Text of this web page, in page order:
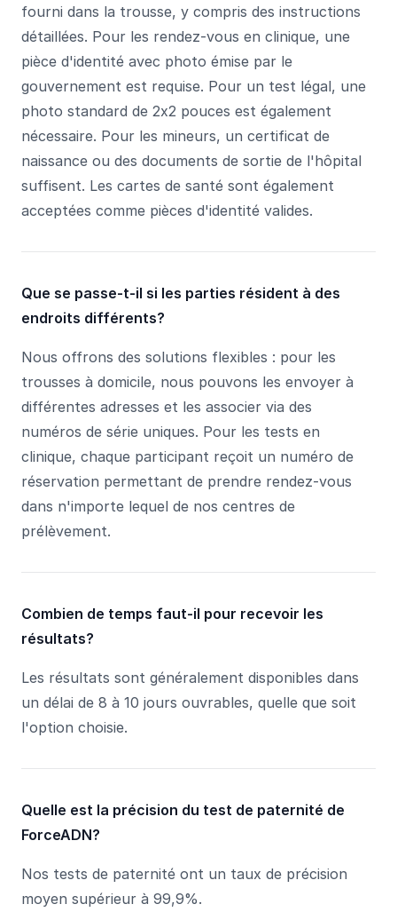
fourni dans la trousse, y compris des instructions
détaillées. Pour les rendez-vous en clinique, une
pièce d'identité avec photo émise par le
gouvernement est requise. Pour un test légal, une
photo standard de 2x2 pouces est également
nécessaire. Pour les mineurs, un certificat de
naissance ou des documents de sortie de l'hôpital
suffisent. Les cartes de santé sont également
acceptées comme pièces d'identité valides.
Que se passe-t-il si les parties résident à des
endroits différents?
Nous offrons des solutions flexibles : pour les
trousses à domicile, nous pouvons les envoyer à
différentes adresses et les associer via des
numéros de série uniques. Pour les tests en
clinique, chaque participant reçoit un numéro de
réservation permettant de prendre rendez-vous
dans n'importe lequel de nos centres de
prélèvement.
Combien de temps faut-il pour recevoir les
résultats?
Les résultats sont généralement disponibles dans
un délai de 8 à 10 jours ouvrables, quelle que soit
l'option choisie.
Quelle est la précision du test de paternité de
ForceADN?
Nos tests de paternité ont un taux de précision
moyen supérieur à 99,9%.